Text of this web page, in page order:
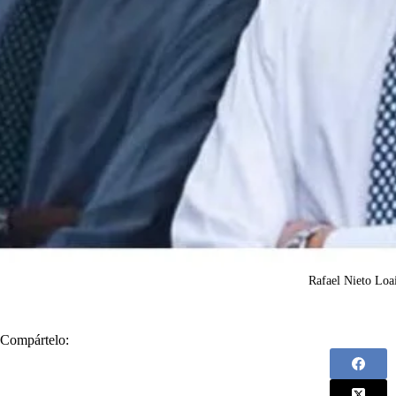
Rafael Nieto
Compártelo: